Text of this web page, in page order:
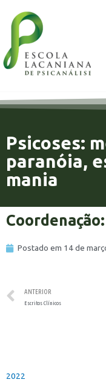
Psicoses:
paranóia,
mania
Postado em 14 de
ANTERIOR
Escritos Clínicos
2022